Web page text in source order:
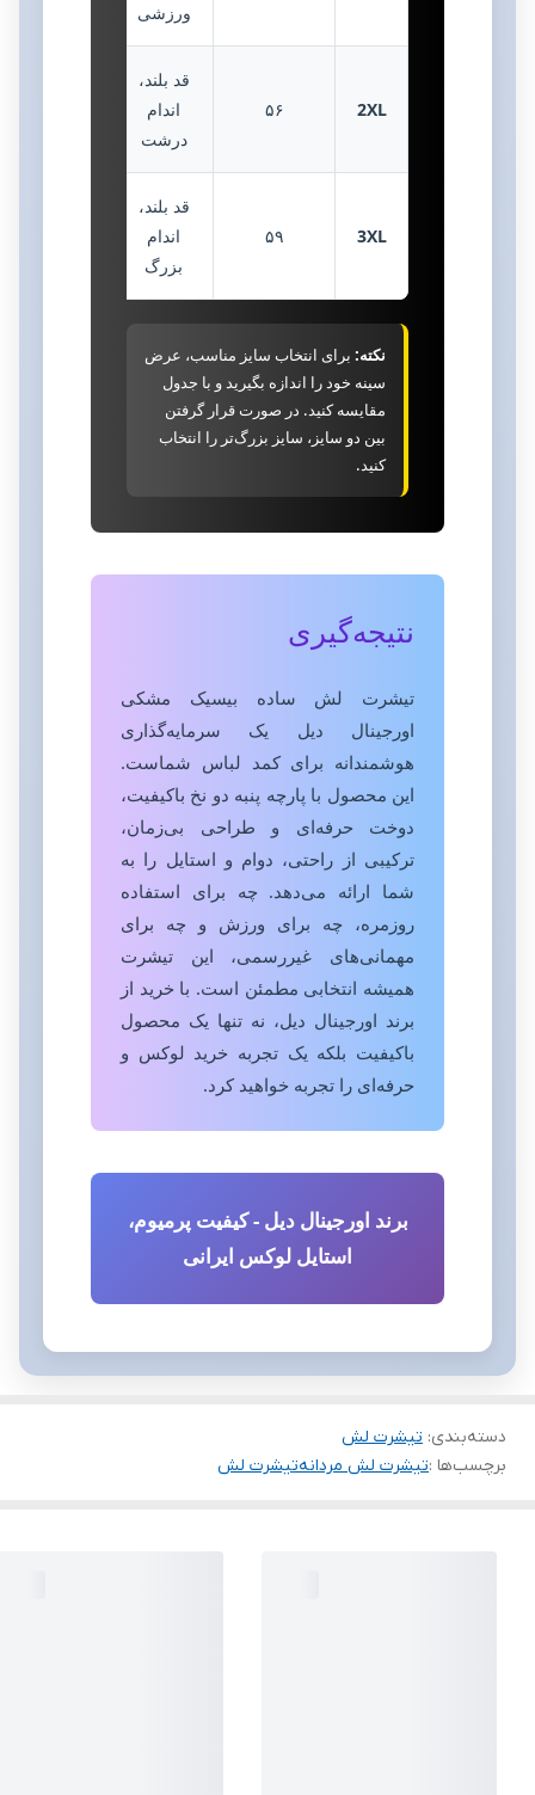
ورزشی
2XL ۵۶
قد بلند،
اندام
درشت
3XL ۵۹
قد بلند،
اندام
بزرگ
نکته: برای انتخاب سایز مناسب، عرض
سینه خود را اندازه بگیرید و با جدول
مقایسه کنید. در صورت قرار گرفتن
بین دو سایز، سایز بزرگ‌تر را انتخاب
کنید.
نتیجه‌گیری
تیشرت لش ساده بیسیک مشکی
اورجینال دیل یک سرمایه‌گذاری
هوشمندانه برای کمد لباس شماست.
این محصول با پارچه پنبه دو نخ باکیفیت،
دوخت حرفه‌ای و طراحی بی‌زمان،
ترکیبی از راحتی، دوام و استایل را به
شما ارائه می‌دهد. چه برای استفاده
روزمره، چه برای ورزش و چه برای
مهمانی‌های غیررسمی، این تیشرت
همیشه انتخابی مطمئن است. با خرید از
برند اورجینال دیل، نه تنها یک محصول
باکیفیت بلکه یک تجربه خرید لوکس و
حرفه‌ای را تجربه خواهید کرد.
برند اورجینال دیل - کیفیت پرمیوم،
استایل لوکس ایرانی
دسته‌بندی: تیشرت لش
برچسب‌ها :تیشرت لش مردانهتیشرت لش